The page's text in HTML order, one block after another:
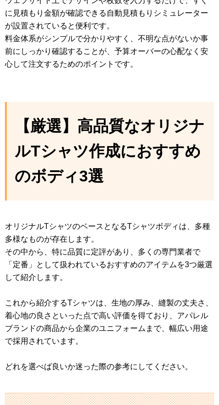
に見積もり金額が確認できる自動見積もりシミュレーター
が設置されていると便利です。
料金体系がシンプルで分かりやすく、不明な点がないか事
前にしっかり確認することが、予算オーバーの心配なく安
心して注文するためのポイントです。
【厳選】高品質なオリジナ
ルTシャツ作成におすすめ
のボディ3選
オリジナルTシャツのベースとなるTシャツボディは、多種
多様なものが存在します。
その中から、特に品質に定評があり、多くの専門業者で
「定番」として扱われているおすすめのアイテムを3つ厳選
して紹介します。
これから紹介するTシャツは、生地の厚み、縫製の丈夫さ、
着心地の良さといった点で高い評価を得ており、アパレル
ブランドの商品から企業のユニフォームまで、幅広い用途
で採用されています。
どれを選べば良いか迷った際の参考にしてください。